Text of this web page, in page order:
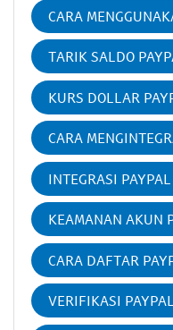
CARA
TARIK SALDO
KURS DOLLAR
CARA
INTEGRASI
KEAMANAN AKUN
CARA DAFTAR
VERIFIKASI PAYPAL